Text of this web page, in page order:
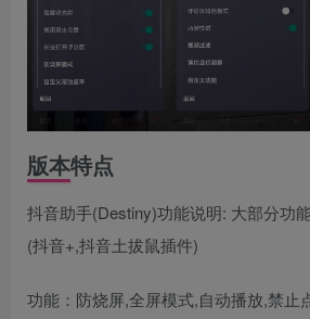
版本特点
抖音助手(Destiny)功能说明: 大部分功
(抖音+,抖音土拔鼠插件)
功能：防烧屏,全屏模式,自动播放,禁止